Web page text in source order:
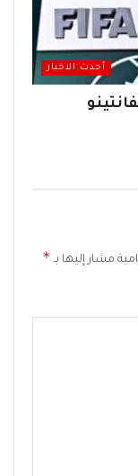
أحدث الاخبار
مشار إليها بـ *